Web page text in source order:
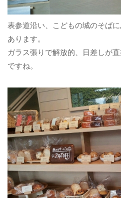
表参道沿い、こどもの城のそば
あります。
ガラス張りで解放的、日差しが
ですね。